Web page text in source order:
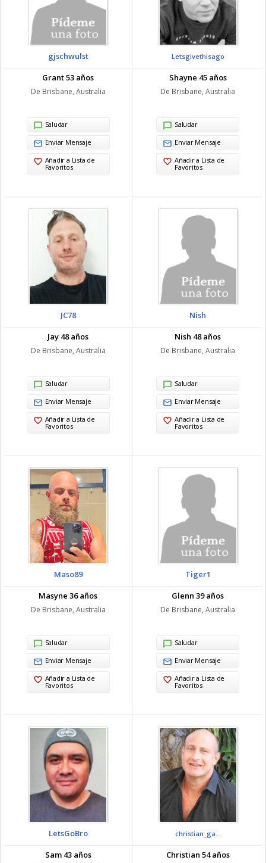
gjschwulst
Grant 53 años
De Brisbane, Australia
Saludar
Enviar Mensaje
Añadir a Lista de
Favoritos
Letsgivethisago
Shayne 45 años
De Brisbane, Australia
Saludar
Enviar Mensaje
Añadir a Lista de
Favoritos
JC78
Jay 48 años
De Brisbane, Australia
Saludar
Enviar Mensaje
Añadir a Lista de
Favoritos
Nish
Nish 48 años
De Brisbane, Australia
Saludar
Enviar Mensaje
Añadir a Lista de
Favoritos
Maso89
Masyne 36 años
De Brisbane, Australia
Saludar
Enviar Mensaje
Añadir a Lista de
Favoritos
Tiger1
Glenn 39 años
De Brisbane, Australia
Saludar
Enviar Mensaje
Añadir a Lista de
Favoritos
LetsGoBro
Sam 43 años
christian_ga...
Christian 54 años